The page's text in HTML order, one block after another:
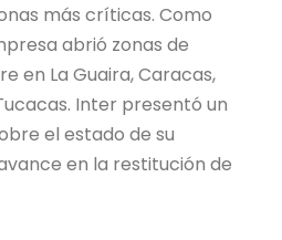
más críticas. Como
abrió zonas de
en La Guaira, Caracas,
Inter presentó un
el estado de su
en la restitución de